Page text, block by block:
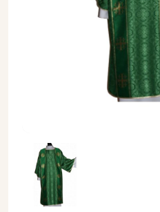
Dalmatyka kolor zielony -